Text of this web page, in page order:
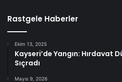
Rastgele Haberler
Ekim 13, 2025
Kayseri’de Yangın: Hırdavat
Sıçradı
Mayıs 9, 2026